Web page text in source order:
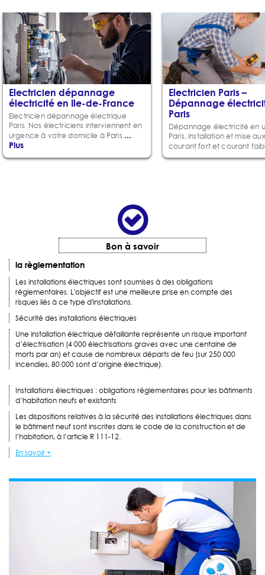
Electricien dépannage
électricité en Ile-de-France
Electricien dépannage électrique
Paris. Nos électriciens interviennent en
urgence à votre domicile à Paris ...
Plus
Electricien Paris –
Dépannage
Paris
Dépannage électricité en
Paris, installation et mise
courant fort et courant
Bon à savoir
la règlementation
Les installations électriques sont soumises à des obligations
réglementaires. L'objectif est une meilleure prise en compte des
risques liés à ce type d'installations.
Sécurité des installations électriques
Une installation électrique défaillante représente un risque important
d’électrisation (4 000 électrisations graves avec une centaine de
morts par an) et cause de nombreux départs de feu (sur 250 000
incendies, 80 000 sont d’origine électrique).
Installations électriques : obligations réglementaires pour les bâtiments
d’habitation neufs et existants
Les dispositions relatives à la sécurité des installations électriques dans
le bâtiment neuf sont inscrites dans le code de la construction et de
l’habitation, à l’article R 111-12.
En savoir +